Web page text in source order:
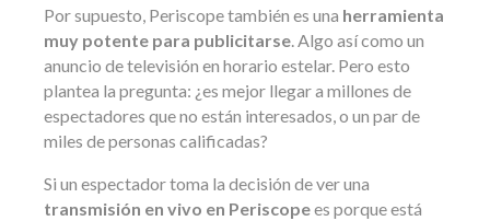
Por supuesto, Periscope también es una herramienta
muy potente para publicitarse . Algo así como un
anuncio de televisión en horario estelar. Pero esto
plantea la pregunta: ¿es mejor llegar a millones de
espectadores que no están interesados, o un par de
miles de personas calificadas?
Si un espectador toma la decisión de ver una
transmisión en vivo en Periscopees porque está